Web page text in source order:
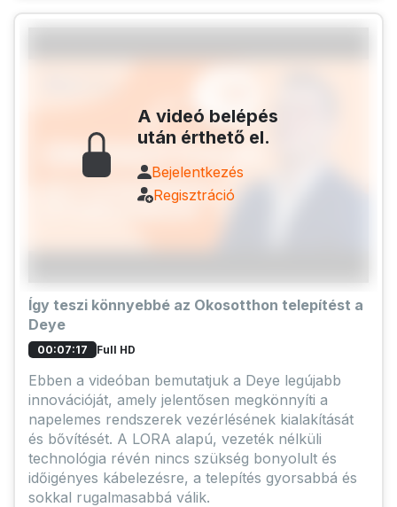
A videó belépés
után érthető el.
Bejelentkezés
Regisztráció
Így teszi könnyebbé az Okosotthon telepítést a
Deye
00:07:17 Full HD
Ebben a videóban bemutatjuk a Deye legújabb
innovációját, amely jelentősen megkönnyíti a
napelemes rendszerek vezérlésének kialakítását
és bővítését. A LORA alapú, vezeték nélküli
technológia révén nincs szükség bonyolult és
időigényes kábelezésre, a telepítés gyorsabbá és
sokkal rugalmasabbá válik.